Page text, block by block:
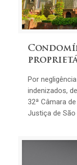
Por
indenizados,
32ª Câmara
Justiça de